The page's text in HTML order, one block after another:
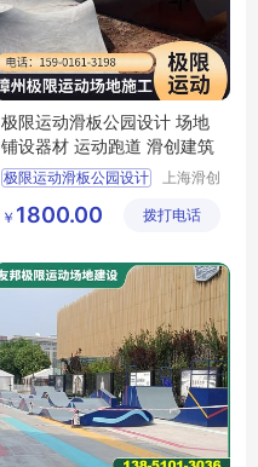
极限运动滑板公园设计 场地
铺设器材 运动跑道 滑创建筑
极限运动滑板公园设计
滑板公园设计
上海滑创
工程有限
￥ 1800.00 拨打电话